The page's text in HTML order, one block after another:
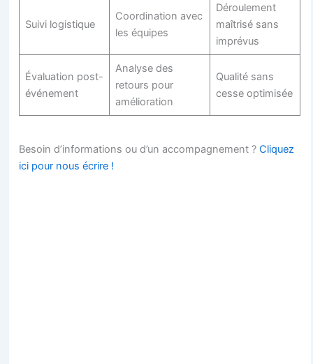
Suivi logistique
Coordination avec
les équipes
Déroulement
maîtrisé sans
imprévus
Évaluation post-
événement
Analyse des
retours pour
amélioration
Qualité sans
cesse optimisée
Besoin d’informations ou d’un accompagnement ?Cliquez
ici pour nous écrire !